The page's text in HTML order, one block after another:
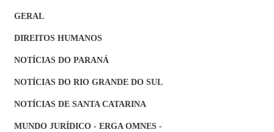
GERAL
DIREITOS HUMANOS
NOTÍCIAS DO PARANÁ
NOTÍCIAS DO RIO GRANDE DO SUL
NOTÍCIAS DE SANTA CATARINA
MUNDO JURÍDICO - ERGA OMNES -